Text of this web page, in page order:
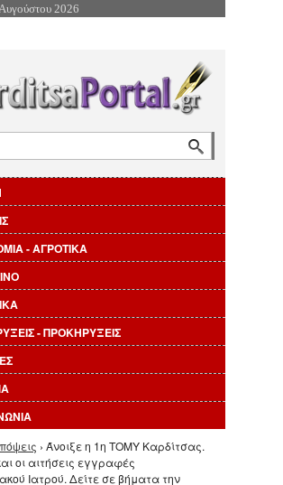
Επιστροφή στην Πλοήγηση
2026
- ΑΓΡΟΤΙΚΑ
- ΠΡΟΚΗΡΥΞΕΙΣ
εδώ› Άνοιξε η 1η ΤΟΜΥ Καρδίτσας.
οι αιτήσεις εγγραφές
Ιατρού. Δείτε σε βήματα την